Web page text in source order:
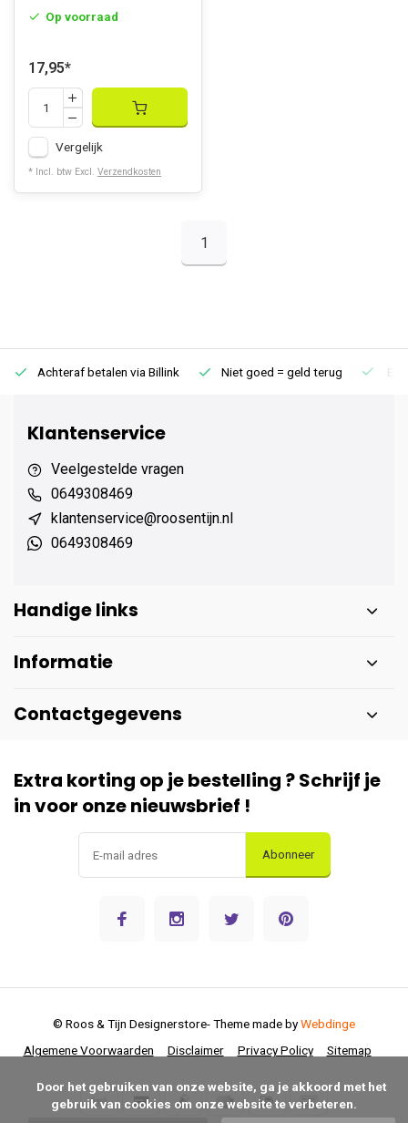
Op voorraad
17,95*
Vergelijk
* Incl. btw Excl. Verzendkosten
1
Achteraf betalen via Billink Niet goed = geld terug
Klantenservice
Veelgestelde vragen
0649308469
klantenservice@roosentijn.nl
0649308469
Handige links
Informatie
Contactgegevens
Extra korting op je bestelling ? Schrijf je
in voor onze nieuwsbrief !
Abonneer
Algemene Voorwaarden Disclaimer Privacy Policy Sitemap
© Roos & Tijn Designerstore- Theme made byWebdinge
gebruik van cookies om onze website te verbeteren.